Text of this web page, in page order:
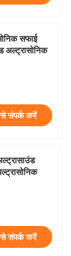
सफाई
संपर्क करें
संपर्क करें